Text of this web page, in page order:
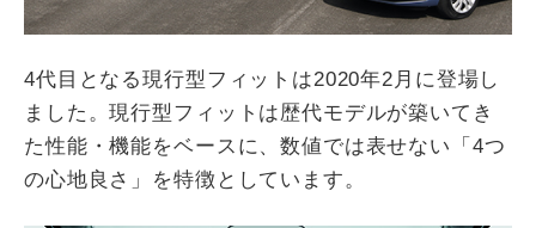
4代目となる現行型フィットは2020年2月に登場し
ました。現行型フィットは歴代モデルが築いてき
た性能・機能をベースに、数値では表せない「4つ
の心地良さ」を特徴としています。